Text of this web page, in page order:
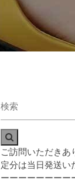
ご訪問いただき
定分は当
ーーーーーーーー